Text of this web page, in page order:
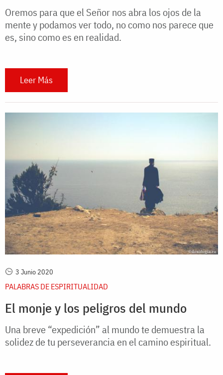
Oremos para que el Señor nos abra los ojos de la
mente y podamos ver todo, no como nos parece que
es, sino como es en realidad.
Leer Más
3 Junio 2020
PALABRAS DE ESPIRITUALIDAD
El monje y los peligros del mundo
Una breve “expedición” al mundo te demuestra la
solidez de tu perseverancia en el camino espiritual.